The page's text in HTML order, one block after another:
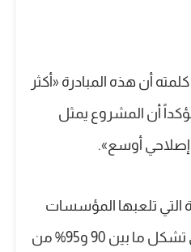
أن هذه المبادرة «أكثر
أن المشروع يمثل
إصلاحي أوسع».
التي تلعبها المؤسسات
الصغيرة والمتوسطة التي تشكل ما بين 90 و95% من